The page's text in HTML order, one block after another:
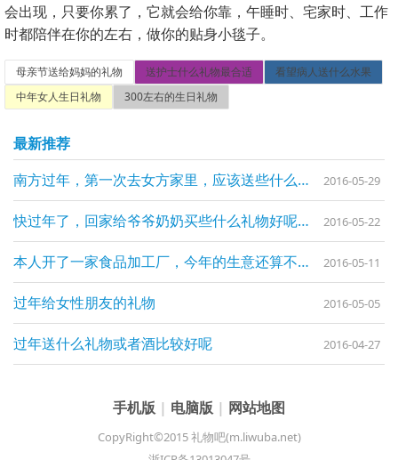
会出现，只要你累了，它就会给你靠，午睡时、宅家时、工作
时都陪伴在你的左右，做你的贴身小毯子。
母亲节送给妈妈的礼物 送护士什么礼物最合适
看望病人送什么水果
中年女人生日礼物
300左右的生日礼物
最新推荐
南方过年，第一次去女方家里，应该送些什么呢？
2016-05-29
快过年了，回家给爷爷奶奶买些什么礼物好呢，老人家挺不容易的 2016-05-22
本人开了一家食品加工厂，今年的生意还算不错。马上就要过年了，想给忙碌了一年的员工们送上新年礼物，不知道给员工们送什么礼物比较好呢？实用性要大 2016-05-11
过年给女性朋友的礼物 2016-05-05
过年送什么礼物或者酒比较好呢 2016-04-27
手机版 | 电脑版 | 网站地图
CopyRight©2015 礼物吧(m.liwuba.net)